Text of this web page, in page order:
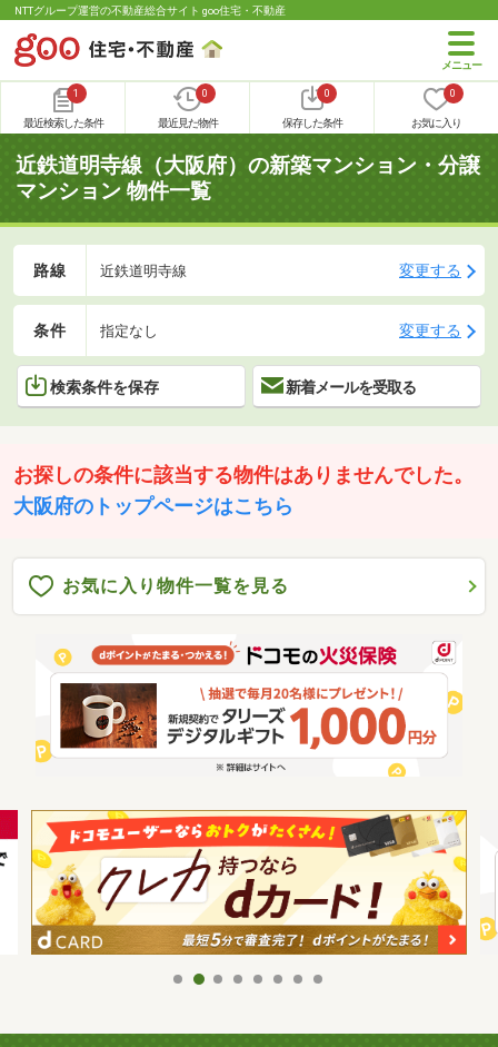
NTTグループ運営の不動産総合サイト goo住宅・不動産
1
最近検索した条件
0
最近見た物件
0
保存した条件
0
お気に入り
近鉄道明寺線（大阪府）の新築マンション・分譲
マンション 物件一覧
路線 近鉄道明寺線 変更する
条件 指定なし 変更する
検索条件を保存 新着メールを受取る
お探しの条件に該当する物件はありませんでした。
大阪府のトップページはこちら
お気に入り物件一覧を見る